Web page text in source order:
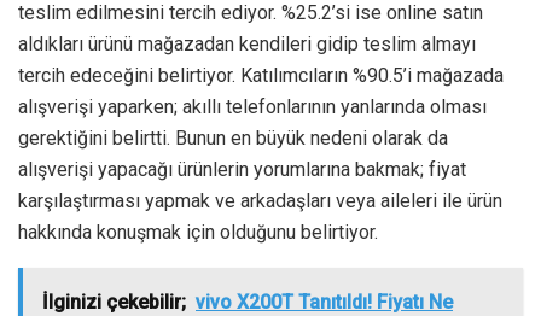
teslim edilmesini tercih ediyor. %25.2’si ise online satın
aldıkları ürünü mağazadan kendileri gidip teslim almayı
tercih edeceğini belirtiyor. Katılımcıların %90.5’i mağazada
alışverişi yaparken; akıllı telefonlarının yanlarında olması
gerektiğini belirtti. Bunun en büyük nedeni olarak da
alışverişi yapacağı ürünlerin yorumlarına bakmak; fiyat
karşılaştırması yapmak ve arkadaşları veya aileleri ile ürün
hakkında konuşmak için olduğunu belirtiyor.
İlginizi çekebilir; vivo X200T Tanıtıldı! Fiyatı Ne